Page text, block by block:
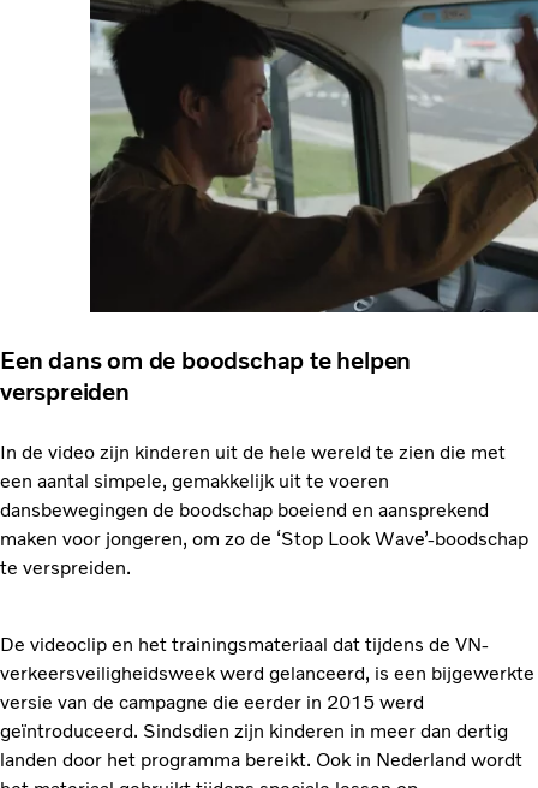
Een dans om de boodschap te helpen
verspreiden
In de video zijn kinderen uit de hele wereld te zien die met
een aantal simpele, gemakkelijk uit te voeren
dansbewegingen de boodschap boeiend en aansprekend
maken voor jongeren, om zo de ‘Stop Look Wave’-boodschap
te verspreiden.
De videoclip en het trainingsmateriaal dat tijdens de VN-
verkeersveiligheidsweek werd gelanceerd, is een bijgewerkte
versie van de campagne die eerder in 2015 werd
geïntroduceerd. Sindsdien zijn kinderen in meer dan dertig
landen door het programma bereikt. Ook in Nederland wordt